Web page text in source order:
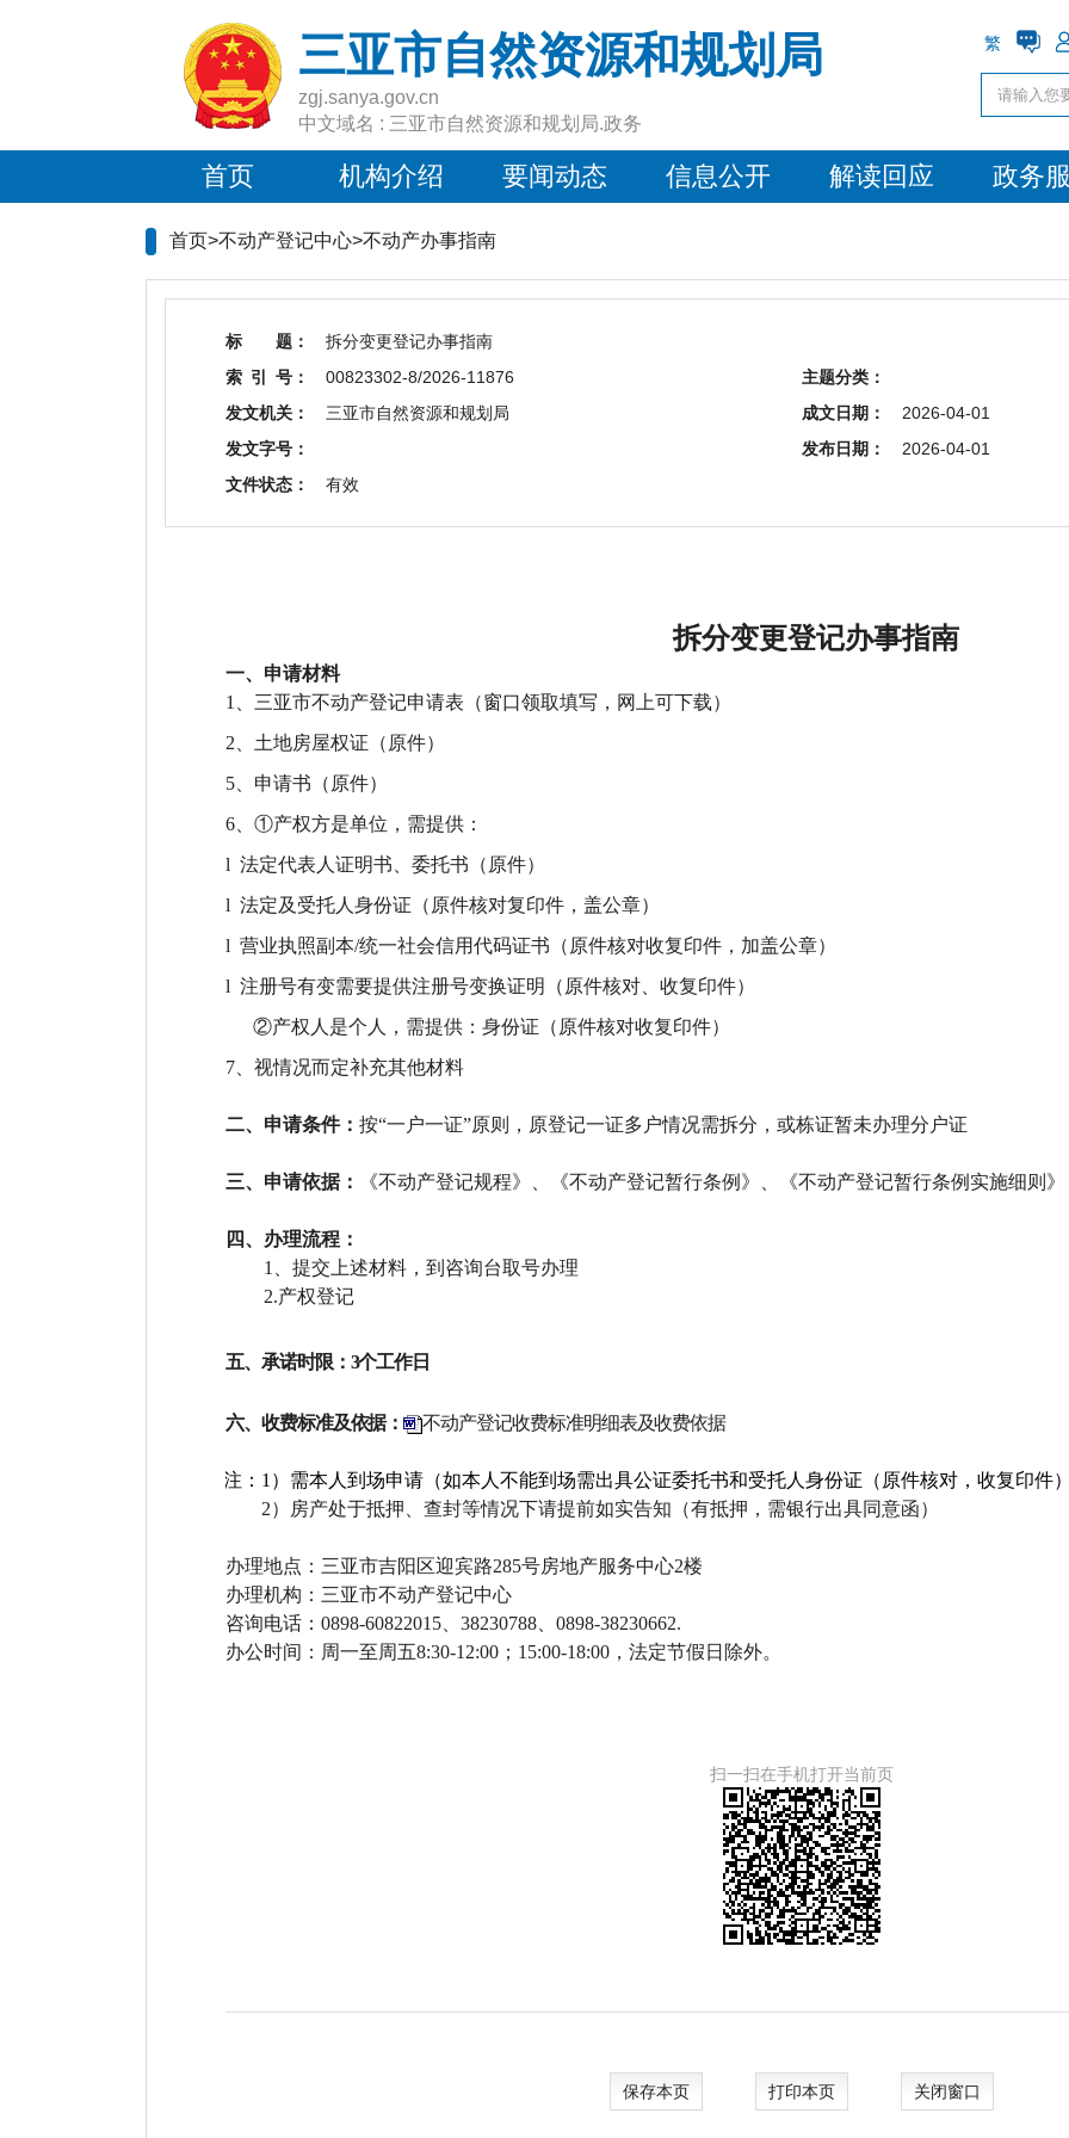
三亚市自然资源和规划局
zgj.sanya.gov.cn
中文域名 : 三亚市自然资源和规划局.政务
繁
首页 机构介绍 要闻动态 信息公开 解读回应 政务
首页>不动产登记中心>不动产办事指南
标 题：
拆分变更登记办事指南
索 引 号：
00823302-8/2026-11876
主题分类：
发文机关：
三亚市自然资源和规划局 成文日期：
2026-04-01
发文字号：
发布日期：
2026-04-01
文件状态：
有效
拆分变更登记办事指南
一、申请材料
1、三亚市不动产登记申请表（窗口领取填写，网上可下载）
2、土地房屋权证（ 原件）
5、申请书（原件）
6、①产权方是单位，需提供：
l 法定代表人证明书、委托书（原件）
l 法定及受托人身份证（原件核对复印件，盖公章）
l 营业执照副本/统一社会信用代码证书（原件核对收复印件，加盖公章）
l 注册号有变需要提供注册号变换证明（原件核对、收复印件）
②产权人是个人，需提供：身份证（原件核对收复印件）
7 、视情况而定补充其他材料
二、申请条件： 按“一户一证”原则，原登记一证多户情况需拆分，或栋证暂未办理分户证
三、申请依据： 《不动产登记规程》、《不动产登记暂行条例》、《不动产登记暂行条例实施细则 》
四、办理流程：
1、提交上述材料，到咨询台取号办理
2.产权登记
五、承诺时限：3个工作日
六、收费标准及依据： 不动产登记收费标准明细表及收费依据
注： 1 ）需本人到场申请（如本人不能到场需出具公证委托书和受托人身份证（原件核对，收复印件
2）房产处于抵押、查封等情况下请提前如实告知（有抵押，需银行出具同意函）
办理地点：三亚市吉阳区迎宾路285号房地产服务中心2楼
办理机构：三亚市不动产登记中心
咨询电话： 0898-60822015 、38230788、 0898-38230662.
办公时间：周一至周五8:30-12:00 ； 15:00-18:00 ，法定节假日除外。
扫一扫在手机打开当前页
保存本页 打印本页 关闭窗口